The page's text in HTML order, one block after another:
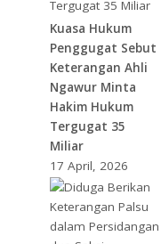
Kuasa Hukum
Penggugat Sebut
Keterangan Ahli
Ngawur Minta
Hakim Hukum
Tergugat 35
Miliar
17 April, 2026